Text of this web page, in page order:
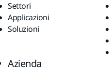
Settori
Applicazioni
Soluzioni
Azienda